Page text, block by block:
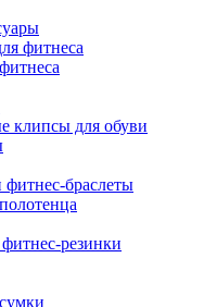
фитнеса
клипсы для обуви
браслеты
резинки